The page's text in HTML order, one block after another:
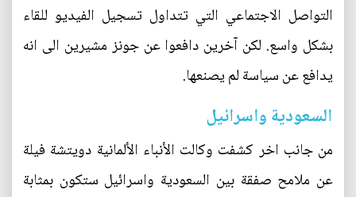
التواصل الاجتماعي التي تتداول تسجيل الفيديو للقاء
بشكل واسع. لكن آخرين دافعوا عن جونز مشيرين الى انه
يدافع عن سياسة لم يصنعها.
السعودية واسرائيل
من جانب اخر كشفت وكالت الأنباء الألمانية دويتشة فيلة
عن ملامح صفقة بين السعودية واسرائيل ستكون بمثابة